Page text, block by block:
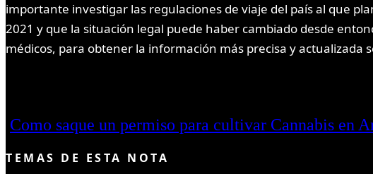
importante investigar las regulaciones de viaje del país al que
2021 y que la situación legal puede haber cambiado desde
médicos, para obtener la información más precisa y actualizada
Como saque un permiso para cultivar Cannabis en
TEMAS DE ESTA NOTA